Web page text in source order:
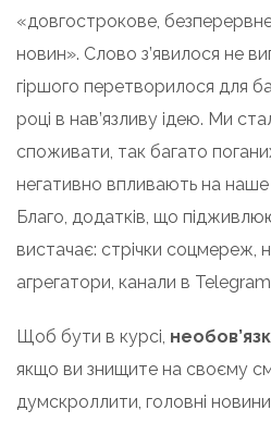
«довгострокове,
новин». Слово з’явилося не
гіршого перетворилося для
році в нав’язливу ідею. Ми
споживати, так багато
негативно впливають на наше
Благо, додатків, що
вистачає: стрічки соцмереж,
агрегатори, канали в
Щоб бути в курсі,
якщо ви знищите на своєму
думскроллити, головні